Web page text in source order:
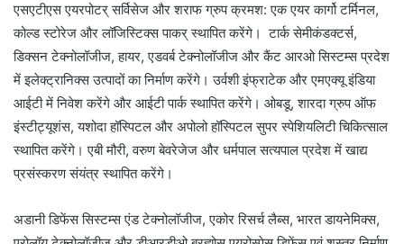
एसएटीएस एयरपोटर् सर्विसेज और शराफ ग्रुप क्रमश: एक एयर कार्गो टर्मिनल,
कोल्ड स्टोरेज और लॉजिस्टिक्स पाकर् स्थापित करेंगे। टार्क सेमीकंडक्टर्स,
डिक्सन टेक्नोलॉजीज, हायर, एडवर्ब टेक्नोलॉजीज और कैंट आरओ सिस्टम्स प्रदेश
में इलेक्ट्रानिक्स उत्पादों का निर्माण करेंगे। उर्वशी इंफ्राटेक और एमएक्यू इंडिया
आईटी में निवेश करेंगे और आईटी पार्क स्थापित करेंगे। ओबडू, शारदा ग्रुप ऑफ
इंस्टीट्यूशंस, यशोदा हॉस्पिटल और अपोलो हॉस्पिटल सुपर स्पेशियलिटी चिकित्साल
स्थापित करेंगे। एबी मौरी, वरुण बेवरेजेज और धर्मपाल सत्यपाल प्रदेश में खाद्य
प्रसंस्करण संयंत्र स्थापित करेंगे।
अडानी डिफेंस सिस्टम्स एंड टेक्नोलॉजीज, एकोर रिसर्च लैब्स, भारत डायनेमिक्स,